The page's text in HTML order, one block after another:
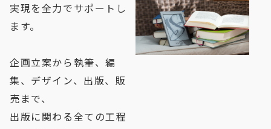
実現を全力でサポートし
ます。
企画立案から執筆、編
集、デザイン、出版、販
売まで、
出版に関わる全ての工程